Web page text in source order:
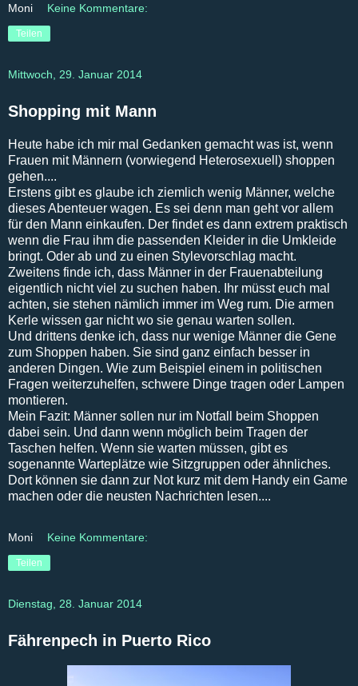
Moni Keine Kommentare:
Teilen
Mittwoch, 29. Januar 2014
Shopping mit Mann
Heute habe ich mir mal Gedanken gemacht was ist, wenn
Frauen mit Männern (vorwiegend Heterosexuell) shoppen
gehen....
Erstens gibt es glaube ich ziemlich wenig Männer, welche
dieses Abenteuer wagen. Es sei denn man geht vor allem
für den Mann einkaufen. Der findet es dann extrem praktisch
wenn die Frau ihm die passenden Kleider in die Umkleide
bringt. Oder ab und zu einen Stylevorschlag macht.
Zweitens finde ich, dass Männer in der Frauenabteilung
eigentlich nicht viel zu suchen haben. Ihr müsst euch mal
achten, sie stehen nämlich immer im Weg rum. Die armen
Kerle wissen gar nicht wo sie genau warten sollen.
Und drittens denke ich, dass nur wenige Männer die Gene
zum Shoppen haben. Sie sind ganz einfach besser in
anderen Dingen. Wie zum Beispiel einem in politischen
Fragen weiterzuhelfen, schwere Dinge tragen oder Lampen
montieren.
Mein Fazit: Männer sollen nur im Notfall beim Shoppen
dabei sein. Und dann wenn möglich beim Tragen der
Taschen helfen. Wenn sie warten müssen, gibt es
sogenannte Warteplätze wie Sitzgruppen oder ähnliches.
Dort können sie dann zur Not kurz mit dem Handy ein Game
machen oder die neusten Nachrichten lesen....
Moni Keine Kommentare:
Teilen
Dienstag, 28. Januar 2014
Fährenpech in Puerto Rico